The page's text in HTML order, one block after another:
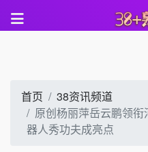
首页
38资讯频道
原创杨丽萍岳云鹏领
器人秀功夫成亮点